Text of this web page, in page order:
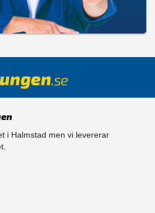
i Halmstad men vi levererar